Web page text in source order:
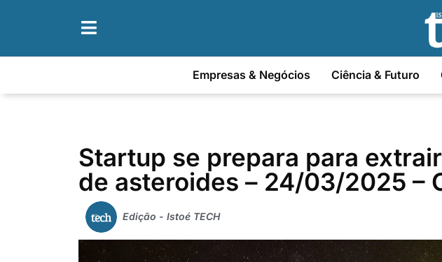
Empresas & Negócios Ciência & Futuro
Startup se prepara para
de asteroides – 24/03/2025 –
Edição - Istoé TECH